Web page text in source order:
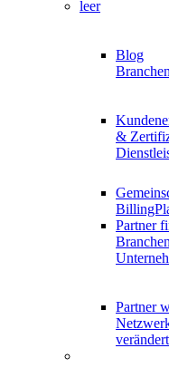
leer
Blog
&
Partner
Partner